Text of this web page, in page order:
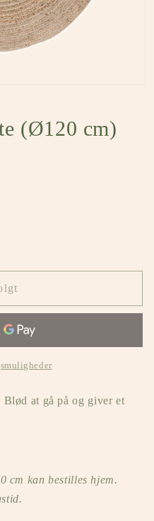
(Ø120 cm)
at gå på og giver et
cm kan bestilles hjem.